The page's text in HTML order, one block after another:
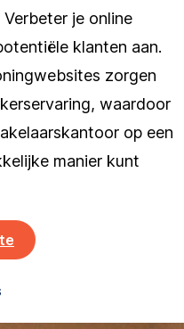
je online
klanten aan.
zorgen
waardoor
op een
manier kunt